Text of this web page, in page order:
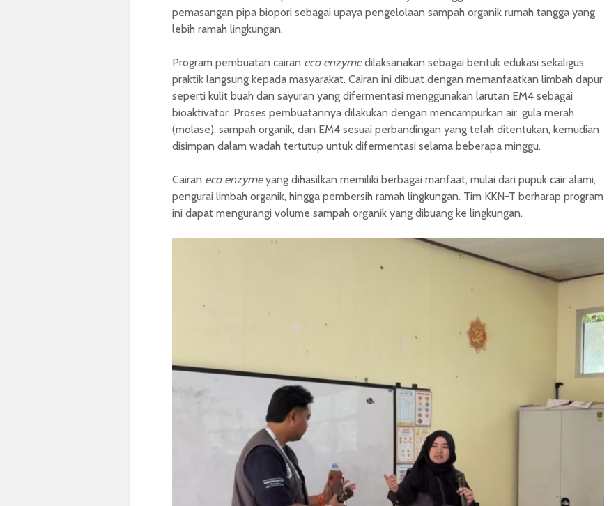
pemasangan pipa biopori sebagai upaya pengelolaan sampah organik rumah tangga yang
lebih ramah lingkungan.
Program pembuatan cairan eco enzymedilaksanakan sebagai bentuk edukasi sekaligus
praktik langsung kepada masyarakat. Cairan ini dibuat dengan memanfaatkan limbah dapur
seperti kulit buah dan sayuran yang difermentasi menggunakan larutan EM4 sebagai
bioaktivator. Proses pembuatannya dilakukan dengan mencampurkan air, gula merah
(molase), sampah organik, dan EM4 sesuai perbandingan yang telah ditentukan, kemudian
disimpan dalam wadah tertutup untuk difermentasi selama beberapa minggu.
Cairan eco enzymeyang dihasilkan memiliki berbagai manfaat, mulai dari pupuk cair alami,
pengurai limbah organik, hingga pembersih ramah lingkungan. Tim KKN-T berharap program
ini dapat mengurangi volume sampah organik yang dibuang ke lingkungan.